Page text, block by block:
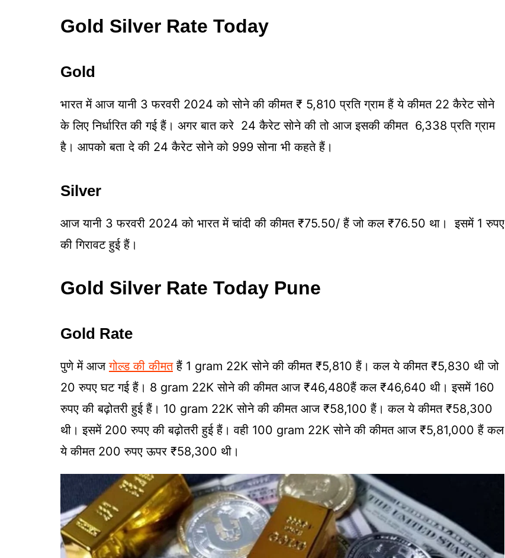
Gold Silver Rate Today
Gold
भारत में आज यानी 3 फरवरी 2024 को सोने की कीमत ₹ 5,810 प्रति ग्राम हैं ये कीमत 22 कैरेट सोने
के लिए निर्धारित की गई हैं। अगर बात करे 24 कैरेट सोने की तो आज इसकी कीमत 6,338 प्रति ग्राम
है। आपको बता दे की 24 कैरेट सोने को 999 सोना भी कहते हैं।
Silver
आज यानी 3 फरवरी 2024 को भारत में चांदी की कीमत ₹75.50/ हैं जो कल ₹76.50 था। इसमें 1 रुपए
की गिरावट हुई हैं।
Gold Silver Rate Today Pune
Gold Rate
पुणे में आजगोल्ड की कीमतहैं 1 gram 22K सोने की कीमत ₹5,810 हैं। कल ये कीमत ₹5,830 थी जो
20 रुपए घट गई हैं। 8 gram 22K सोने की कीमत आज ₹46,480हैं कल ₹46,640 थी। इसमें 160
रुपए की बढ़ोतरी हुई हैं। 10 gram 22K सोने की कीमत आज ₹58,100 हैं। कल ये कीमत ₹58,300
थी। इसमें 200 रुपए की बढ़ोतरी हुई हैं। वही 100 gram 22K सोने की कीमत आज ₹5,81,000 हैं कल
ये कीमत 200 रुपए ऊपर ₹58,300 थी।